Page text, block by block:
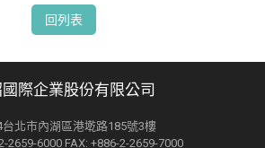
回列表
際企業股份有限公司
台北市內湖區港墘路185號3樓
2659-6000 FAX: +886-2-2659-7000